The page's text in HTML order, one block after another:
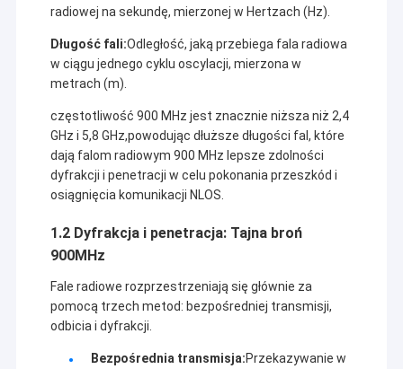
radiowej na sekundę, mierzonej w Hertzach (Hz).
Długość fali:Odległość, jaką przebiega fala radiowa
w ciągu jednego cyklu oscylacji, mierzona w
metrach (m).
częstotliwość 900 MHz jest znacznie niższa niż 2,4
GHz i 5,8 GHz,powodując dłuższe długości fal, które
dają falom radiowym 900 MHz lepsze zdolności
dyfrakcji i penetracji w celu pokonania przeszkód i
osiągnięcia komunikacji NLOS.
1.2 Dyfrakcja i penetracja: Tajna broń
900MHz
Fale radiowe rozprzestrzeniają się głównie za
pomocą trzech metod: bezpośredniej transmisji,
odbicia i dyfrakcji.
Bezpośrednia transmisja:Przekazywanie w